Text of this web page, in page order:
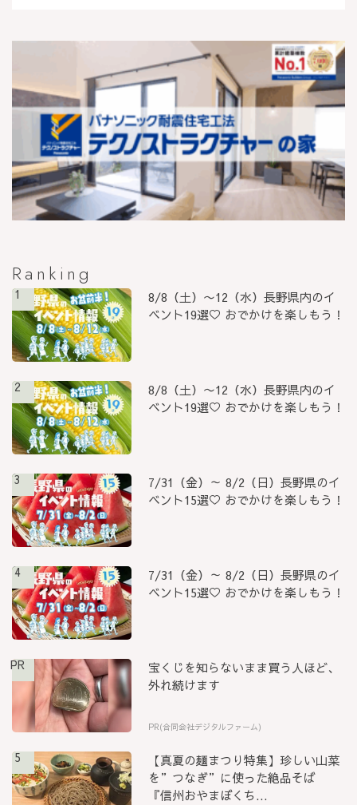
Ranking
1
8/8（土）〜12（水）長野県内のイ
ベント19選♡ おでかけを楽しもう！
2
8/8（土）〜12（水）長野県内のイ
ベント19選♡ おでかけを楽しもう！
3
7/31（金）～ 8/2（日）長野県のイ
ベント15選♡ おでかけを楽しもう！
4
7/31（金）～ 8/2（日）長野県のイ
ベント15選♡ おでかけを楽しもう！
PR
宝くじを知らないまま買う人ほど、
外れ続けます
PR(合同会社デジタルファーム)
5
【真夏の麺まつり特集】珍しい山菜
を”つなぎ”に使った絶品そば
『信州おやまぼくち...